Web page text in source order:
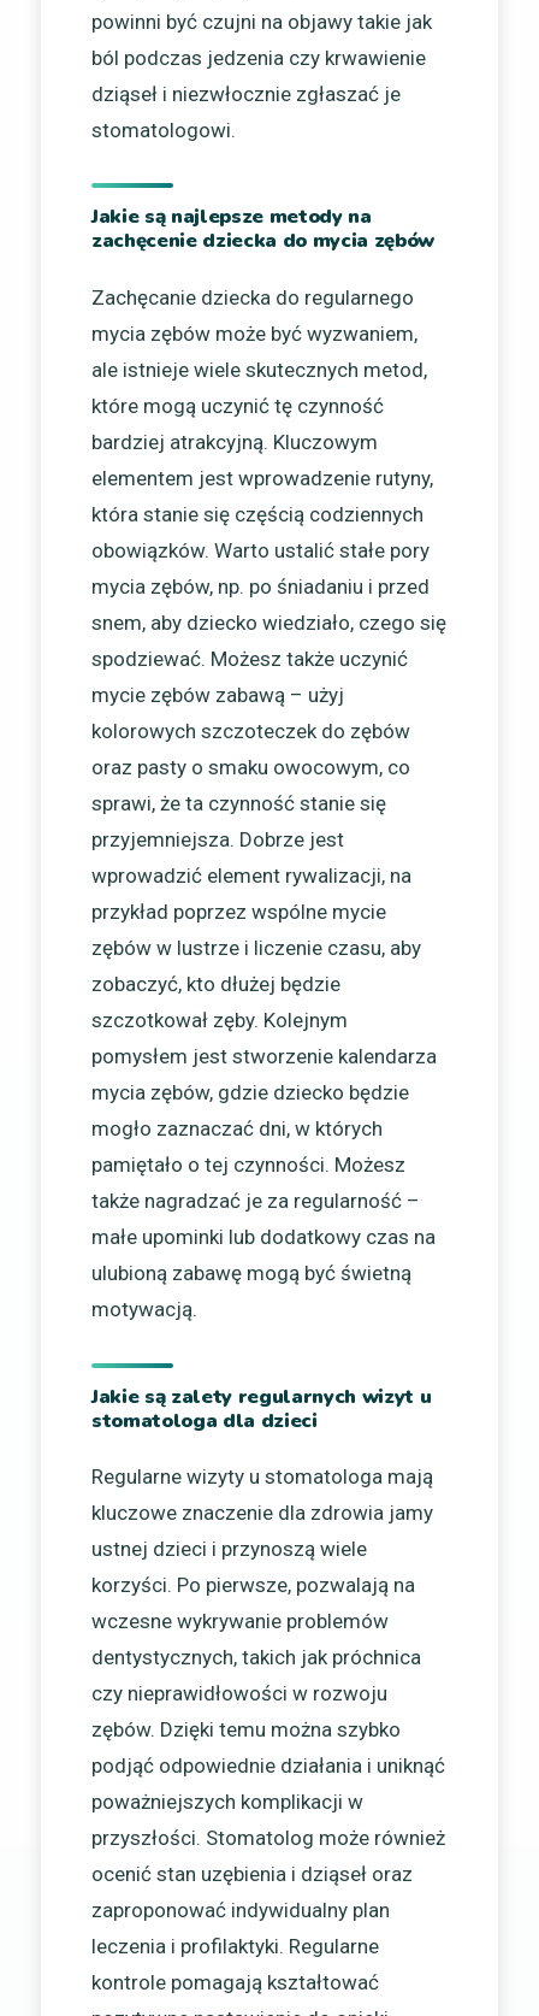
powinni być czujni na objawy takie jak
ból podczas jedzenia czy krwawienie
dziąseł i niezwłocznie zgłaszać je
stomatologowi.
Jakie są najlepsze metody na
zachęcenie dziecka do mycia zębów
Zachęcanie dziecka do regularnego
mycia zębów może być wyzwaniem,
ale istnieje wiele skutecznych metod,
które mogą uczynić tę czynność
bardziej atrakcyjną. Kluczowym
elementem jest wprowadzenie rutyny,
która stanie się częścią codziennych
obowiązków. Warto ustalić stałe pory
mycia zębów, np. po śniadaniu i przed
snem, aby dziecko wiedziało, czego się
spodziewać. Możesz także uczynić
mycie zębów zabawą – użyj
kolorowych szczoteczek do zębów
oraz pasty o smaku owocowym, co
sprawi, że ta czynność stanie się
przyjemniejsza. Dobrze jest
wprowadzić element rywalizacji, na
przykład poprzez wspólne mycie
zębów w lustrze i liczenie czasu, aby
zobaczyć, kto dłużej będzie
szczotkował zęby. Kolejnym
pomysłem jest stworzenie kalendarza
mycia zębów, gdzie dziecko będzie
mogło zaznaczać dni, w których
pamiętało o tej czynności. Możesz
także nagradzać je za regularność –
małe upominki lub dodatkowy czas na
ulubioną zabawę mogą być świetną
motywacją.
Jakie są zalety regularnych wizyt u
stomatologa dla dzieci
Regularne wizyty u stomatologa mają
kluczowe znaczenie dla zdrowia jamy
ustnej dzieci i przynoszą wiele
korzyści. Po pierwsze, pozwalają na
wczesne wykrywanie problemów
dentystycznych, takich jak próchnica
czy nieprawidłowości w rozwoju
zębów. Dzięki temu można szybko
podjąć odpowiednie działania i uniknąć
poważniejszych komplikacji w
przyszłości. Stomatolog może również
ocenić stan uzębienia i dziąseł oraz
zaproponować indywidualny plan
leczenia i profilaktyki. Regularne
kontrole pomagają kształtować